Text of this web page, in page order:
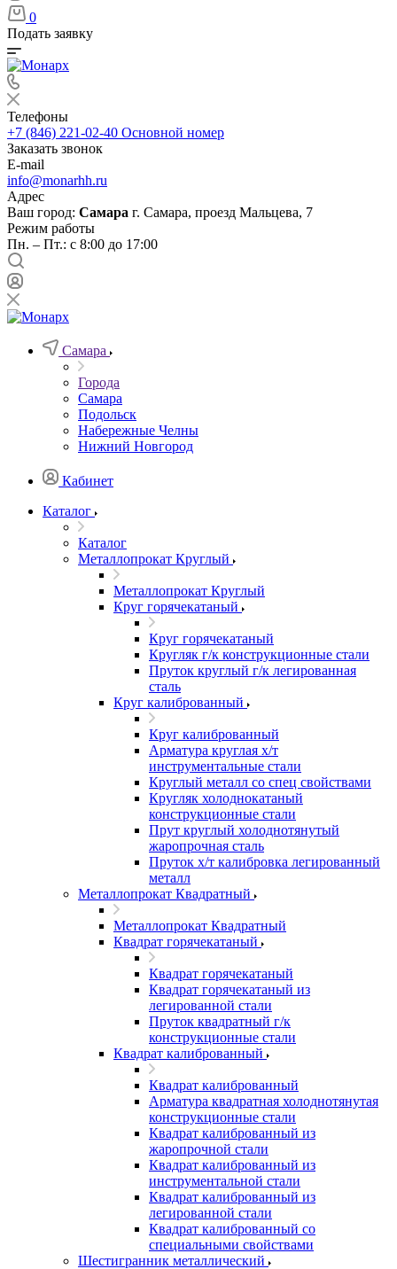
0
Подать заявку
Телефоны
+7 (846) 221-02-40 Основной номер
Заказать звонок
E-mail
info@monarhh.ru
Адрес
Ваш город: Самара г. Самара, проезд Мальцева, 7
Режим работы
Пн. – Пт.: с 8:00 до 17:00
Самара
Города
Самара
Подольск
Набережные Челны
Нижний Новгород
Кабинет
Каталог
Каталог
Металлопрокат Круглый
Металлопрокат Круглый
Круг горячекатаный
Круг горячекатаный
Кругляк г/к конструкционные стали
Пруток круглый г/к легированная
сталь
Круг калиброванный
Круг калиброванный
Арматура круглая х/т
инструментальные стали
Круглый металл со спец свойствами
Кругляк холоднокатаный
конструкционные стали
Прут круглый холоднотянутый
жаропрочная сталь
Пруток х/т калибровка легированный
металл
Металлопрокат Квадратный
Металлопрокат Квадратный
Квадрат горячекатаный
Квадрат горячекатаный
Квадрат горячекатаный из
легированной стали
Пруток квадратный г/к
конструкционные стали
Квадрат калиброванный
Квадрат калиброванный
Арматура квадратная холоднотянутая
конструкционные стали
Квадрат калиброванный из
жаропрочной стали
Квадрат калиброванный из
инструментальной стали
Квадрат калиброванный из
легированной стали
Квадрат калиброванный со
специальными свойствами
Шестигранник металлический